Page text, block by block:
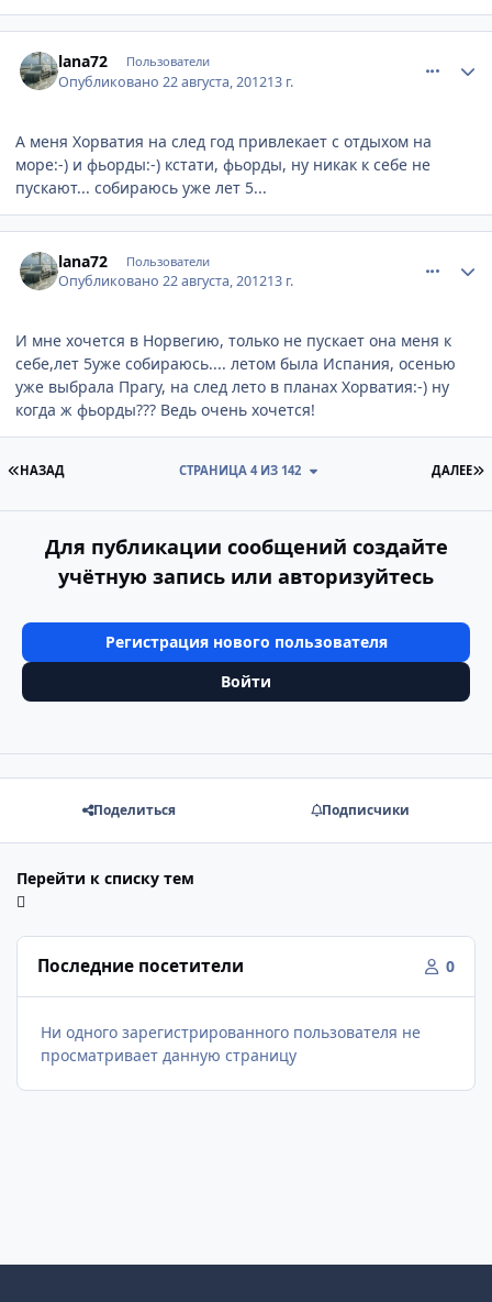
lana72 Пользователи
Опубликовано22 августа, 201213 г.
А меня Хорватия на след год привлекает с отдыхом на
море:-) и фьорды:-) кстати, фьорды, ну никак к себе не
пускают... собираюсь уже лет 5...
lana72 Пользователи
Опубликовано22 августа, 201213 г.
И мне хочется в Норвегию, только не пускает она меня к
себе,лет 5уже собираюсь.... летом была Испания, осенью
уже выбрала Прагу, на след лето в планах Хорватия:-) ну
когда ж фьорды??? Ведь очень хочется!
ПЕРВАЯ СТРАНИЦА
НАЗАД ДАЛЕЕ
СТРАНИЦА 4 ИЗ 142
Для публикации сообщений создайте
учётную запись или авторизуйтесь
Регистрация нового пользователя
Войти
Поделиться Подписчики
Перейти к списку тем
Последние посетители 0
Ни одного зарегистрированного пользователя не
просматривает данную страницу